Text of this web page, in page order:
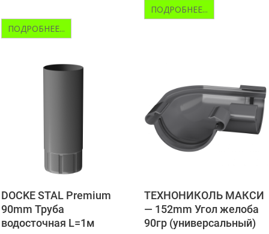
ПОДРОБНЕЕ...
ПОДРОБНЕЕ...
DOCKE STAL Premium
90mm Труба
водосточная L=1м
ТЕХНОНИКОЛЬ МАКСИ
— 152mm Угол желоба
90гр (универсальный)